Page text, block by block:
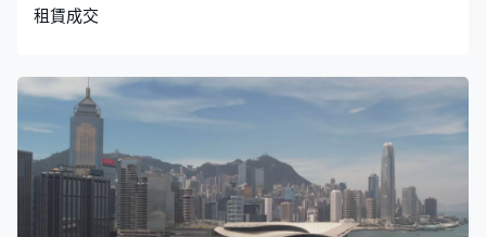
租賃成交